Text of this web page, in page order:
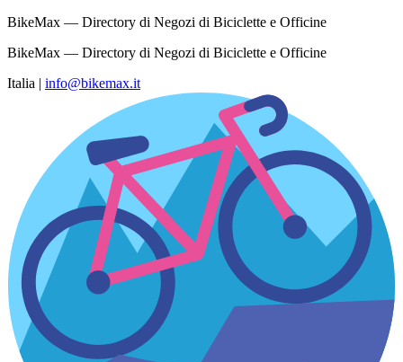
BikeMax — Directory di Negozi di Biciclette e Officine
BikeMax — Directory di Negozi di Biciclette e Officine
Italia | info@bikemax.it